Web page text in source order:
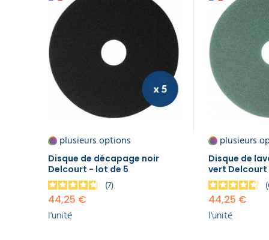
GAMME
ÉCOLOGIQUE
Delcourt
- lot de 5
44,25 €
de
lavage
récurage
Delcourt
5
44,25 €
l'unité
Disque
plusieurs options
Disque de décapage noir
Delcourt - lot de 5
7
44,25 €
l'unité
plusieurs
Disque de
vert Delcourt
44,25 €
l'unité